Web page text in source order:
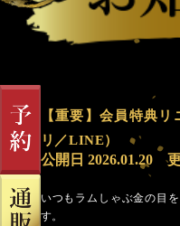
【重要】会員特典
リ／LINE）
公開日 2026.01.20更
いつもラムしゃぶ金の目
す。